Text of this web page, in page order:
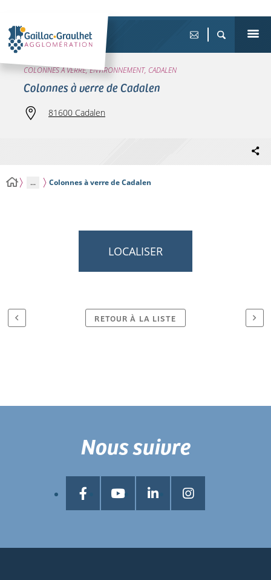
COLONNES À VERRE, ENVIRONNEMENT, CADALEN
Colonnes à verre de Cadalen
81600 Cadalen
... Colonnes à verre de Cadalen
LOCALISER
RETOUR À LA LISTE
Nous suivre